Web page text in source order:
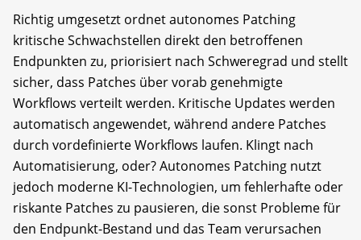
Richtig umgesetzt ordnet autonomes Patching
kritische Schwachstellen direkt den betroffenen
Endpunkten zu, priorisiert nach Schweregrad und stellt
sicher, dass Patches über vorab genehmigte
Workflows verteilt werden. Kritische Updates werden
automatisch angewendet, während andere Patches
durch vordefinierte Workflows laufen. Klingt nach
Automatisierung, oder? Autonomes Patching nutzt
jedoch moderne KI-Technologien, um fehlerhafte oder
riskante Patches zu pausieren, die sonst Probleme für
den Endpunkt-Bestand und das Team verursachen